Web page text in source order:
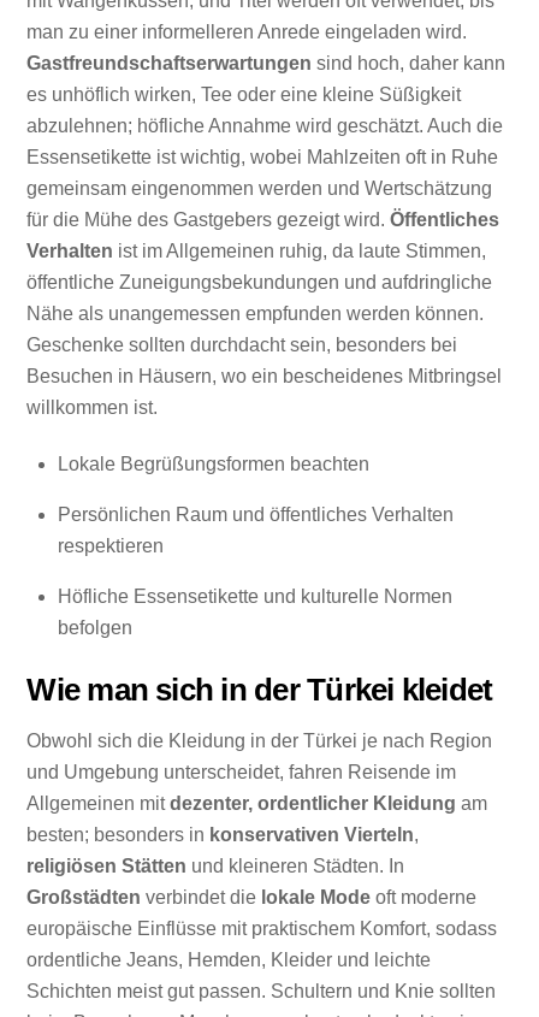
man zu einer informelleren Anrede eingeladen wird.
Gastfreundschaftserwartungen sind hoch, daher kann
es unhöflich wirken, Tee oder eine kleine Süßigkeit
abzulehnen; höfliche Annahme wird geschätzt. Auch die
Essensetikette ist wichtig, wobei Mahlzeiten oft in Ruhe
gemeinsam eingenommen werden und Wertschätzung
für die Mühe des Gastgebers gezeigt wird.Öffentliches
Verhalten ist im Allgemeinen ruhig, da laute Stimmen,
öffentliche Zuneigungsbekundungen und aufdringliche
Nähe als unangemessen empfunden werden können.
Geschenke sollten durchdacht sein, besonders bei
Besuchen in Häusern, wo ein bescheidenes Mitbringsel
willkommen ist.
Lokale Begrüßungsformen beachten
Persönlichen Raum und öffentliches Verhalten
respektieren
Höfliche Essensetikette und kulturelle Normen
befolgen
Wie man sich in der Türkei kleidet
Obwohl sich die Kleidung in der Türkei je nach Region
und Umgebung unterscheidet, fahren Reisende im
Allgemeinen mitdezenter, ordentlicher Kleidung am
besten; besonders in konservativen Vierteln,
religiösen Stätten und kleineren Städten. In
Großstädten verbindet die lokale Mode oft moderne
europäische Einflüsse mit praktischem Komfort, sodass
ordentliche Jeans, Hemden, Kleider und leichte
Schichten meist gut passen. Schultern und Knie sollten